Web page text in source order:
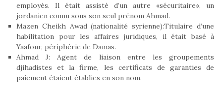
employés. Il était assisté d’un autre «sécuritaire», un
jordanien connu sous son seul prénom Ahmad.
Mazen Cheikh Awad (nationalité syrienne):Titulaire d’une
habilitation pour les affaires juridiques, il était basé à
Yaafour, périphérie de Damas.
Ahmad J: Agent de liaison entre les groupements
djihadistes et la firme, les certificats de garanties de
paiement étaient établies en son nom.